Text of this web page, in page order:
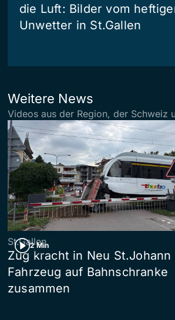
die Luft: Bilder vom
Unwetter in St.Gallen
Weitere News
Videos aus der Region, der Schweiz
2 Min
St.Gallen
Zug kracht in Neu St.Johann
Fahrzeug auf Bahnschranke
zusammen